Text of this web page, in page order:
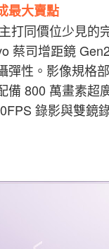
最大賣點
打同價位少見的
蔡司增距鏡
彈性。影像規格
備 800 萬畫素超
錄影與雙鏡